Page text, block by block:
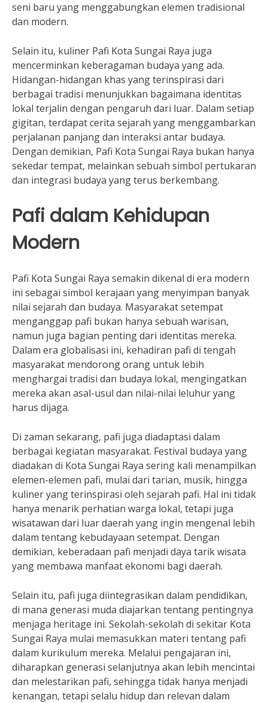
seni baru yang menggabungkan elemen tradisional
dan modern.
Selain itu, kuliner Pafi Kota Sungai Raya juga
mencerminkan keberagaman budaya yang ada.
Hidangan-hidangan khas yang terinspirasi dari
berbagai tradisi menunjukkan bagaimana identitas
lokal terjalin dengan pengaruh dari luar. Dalam setiap
gigitan, terdapat cerita sejarah yang menggambarkan
perjalanan panjang dan interaksi antar budaya.
Dengan demikian, Pafi Kota Sungai Raya bukan hanya
sekedar tempat, melainkan sebuah simbol pertukaran
dan integrasi budaya yang terus berkembang.
Pafi dalam Kehidupan
Modern
Pafi Kota Sungai Raya semakin dikenal di era modern
ini sebagai simbol kerajaan yang menyimpan banyak
nilai sejarah dan budaya. Masyarakat setempat
menganggap pafi bukan hanya sebuah warisan,
namun juga bagian penting dari identitas mereka.
Dalam era globalisasi ini, kehadiran pafi di tengah
masyarakat mendorong orang untuk lebih
menghargai tradisi dan budaya lokal, mengingatkan
mereka akan asal-usul dan nilai-nilai leluhur yang
harus dijaga.
Di zaman sekarang, pafi juga diadaptasi dalam
berbagai kegiatan masyarakat. Festival budaya yang
diadakan di Kota Sungai Raya sering kali menampilkan
elemen-elemen pafi, mulai dari tarian, musik, hingga
kuliner yang terinspirasi oleh sejarah pafi. Hal ini tidak
hanya menarik perhatian warga lokal, tetapi juga
wisatawan dari luar daerah yang ingin mengenal lebih
dalam tentang kebudayaan setempat. Dengan
demikian, keberadaan pafi menjadi daya tarik wisata
yang membawa manfaat ekonomi bagi daerah.
Selain itu, pafi juga diintegrasikan dalam pendidikan,
di mana generasi muda diajarkan tentang pentingnya
menjaga heritage ini. Sekolah-sekolah di sekitar Kota
Sungai Raya mulai memasukkan materi tentang pafi
dalam kurikulum mereka. Melalui pengajaran ini,
diharapkan generasi selanjutnya akan lebih mencintai
dan melestarikan pafi, sehingga tidak hanya menjadi
kenangan, tetapi selalu hidup dan relevan dalam